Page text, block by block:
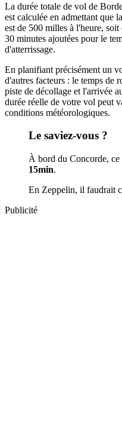
La durée totale de vol de
est calculée en admettant que
est de 500 milles à l'heure,
30 minutes ajoutées pour le
d'atterrissage.
En planifiant précisément un
d'autres facteurs : le temps de
piste de décollage et l'arrivée
durée réelle de votre vol peut
conditions météorologiques.
Le saviez-vous ?
À bord du Concorde,
15min.
En Zeppelin, il faudrait
Publicité